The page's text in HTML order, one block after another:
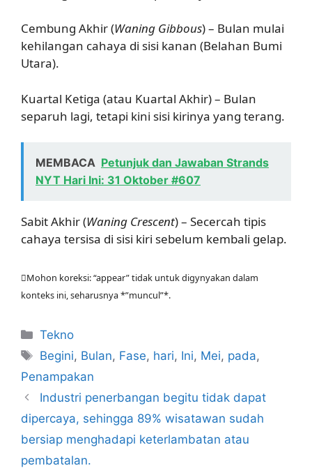
Cembung Akhir (Waning Gibbous) – Bulan mulai
kehilangan cahaya di sisi kanan (Belahan Bumi
Utara).
Kuartal Ketiga (atau Kuartal Akhir) – Bulan
separuh lagi, tetapi kini sisi kirinya yang terang.
MEMBACA Petunjuk dan Jawaban Strands
NYT Hari Ini: 31 Oktober #607
Sabit Akhir (Waning Crescent) – Secercah tipis
cahaya tersisa di sisi kiri sebelum kembali gelap.
Mohon koreksi: “appear” tidak untuk digynyakan dalam
konteks ini, seharusnya *”muncul”*.
Kategori
Tekno
Tag
Begini, Bulan, Fase, hari, Ini, Mei, pada,
Penampakan
Industri penerbangan begitu tidak dapat
dipercaya, sehingga 89% wisatawan sudah
bersiap menghadapi keterlambatan atau
pembatalan.